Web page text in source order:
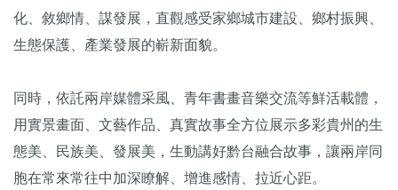
化、敘鄉情、謀發展，直觀感受家鄉城市建設、鄉村振興、
生態保護、產業發展的嶄新面貌。
同時，依託兩岸媒體采風、青年書畫音樂交流等鮮活載體，
用實景畫面、文藝作品、真實故事全方位展示多彩貴州的生
態美、民族美、發展美，生動講好黔台融合故事，讓兩岸同
胞在常來常往中加深瞭解、增進感情、拉近心距。